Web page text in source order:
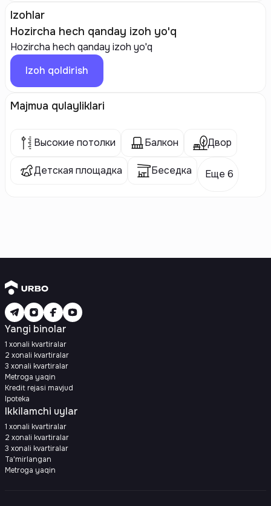
Izohlar
Hozircha hech qanday izoh yo'q
Hozircha hech qanday izoh yo'q
Izoh qoldirish
Majmua qulayliklari
Высокие потолки Балкон Двор
Детская площадка Беседка Еще 6
Yangi binolar
1 xonali kvartiralar
2 xonali kvartiralar
3 xonali kvartiralar
Metroga yaqin
Kredit rejasi mavjud
Ipoteka
Ikkilamchi uylar
1 xonali kvartiralar
2 xonali kvartiralar
3 xonali kvartiralar
Ta'mirlangan
Metroga yaqin